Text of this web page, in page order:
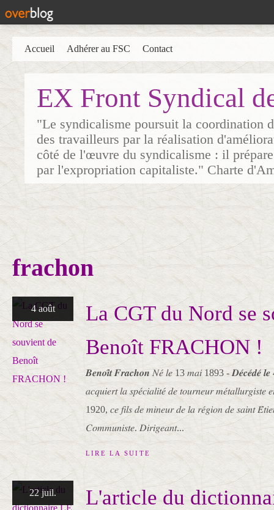
EX Front Syndical
"Le syndicalisme poursuit la coordination
des travailleurs par la réalisation
côté de l'œuvre du syndicalisme : il
par l'expropriation capitaliste." Charte
Accueil Adhérer au FSC Contact
frachon
4 août
La CGT du Nord se
Benoît FRACHON !
𝑩𝒆𝒏𝒐𝒊̂𝒕 𝑭𝒓𝒂𝒄𝒉𝒐𝒏 𝑁𝑒́ 𝑙𝑒 13 𝑚𝑎𝑖 1893 - 𝑫𝒆́𝒄𝒆́𝒅𝒆́ 𝒍𝒆
𝑎𝑐𝑞𝑢𝑖𝑒𝑟𝑡 𝑙𝑎 𝑠𝑝𝑒́𝑐𝑖𝑎𝑙𝑖𝑡𝑒́ 𝑑𝑒 𝑡𝑜𝑢𝑟𝑛𝑒𝑢𝑟
1920, 𝑐𝑒 𝑓𝑖𝑙𝑠 𝑑𝑒 𝑚𝑖𝑛𝑒𝑢𝑟 𝑑𝑒 𝑙𝑎 𝑟𝑒́𝑔𝑖𝑜𝑛 𝑑𝑒 𝑠𝑎𝑖𝑛𝑡
𝐶𝑜𝑚𝑚𝑢𝑛𝑖𝑠𝑡𝑒. 𝐷𝑖𝑟𝑖𝑔𝑒𝑎𝑛𝑡...
LIRE LA SUITE
22 juil.
L'article du